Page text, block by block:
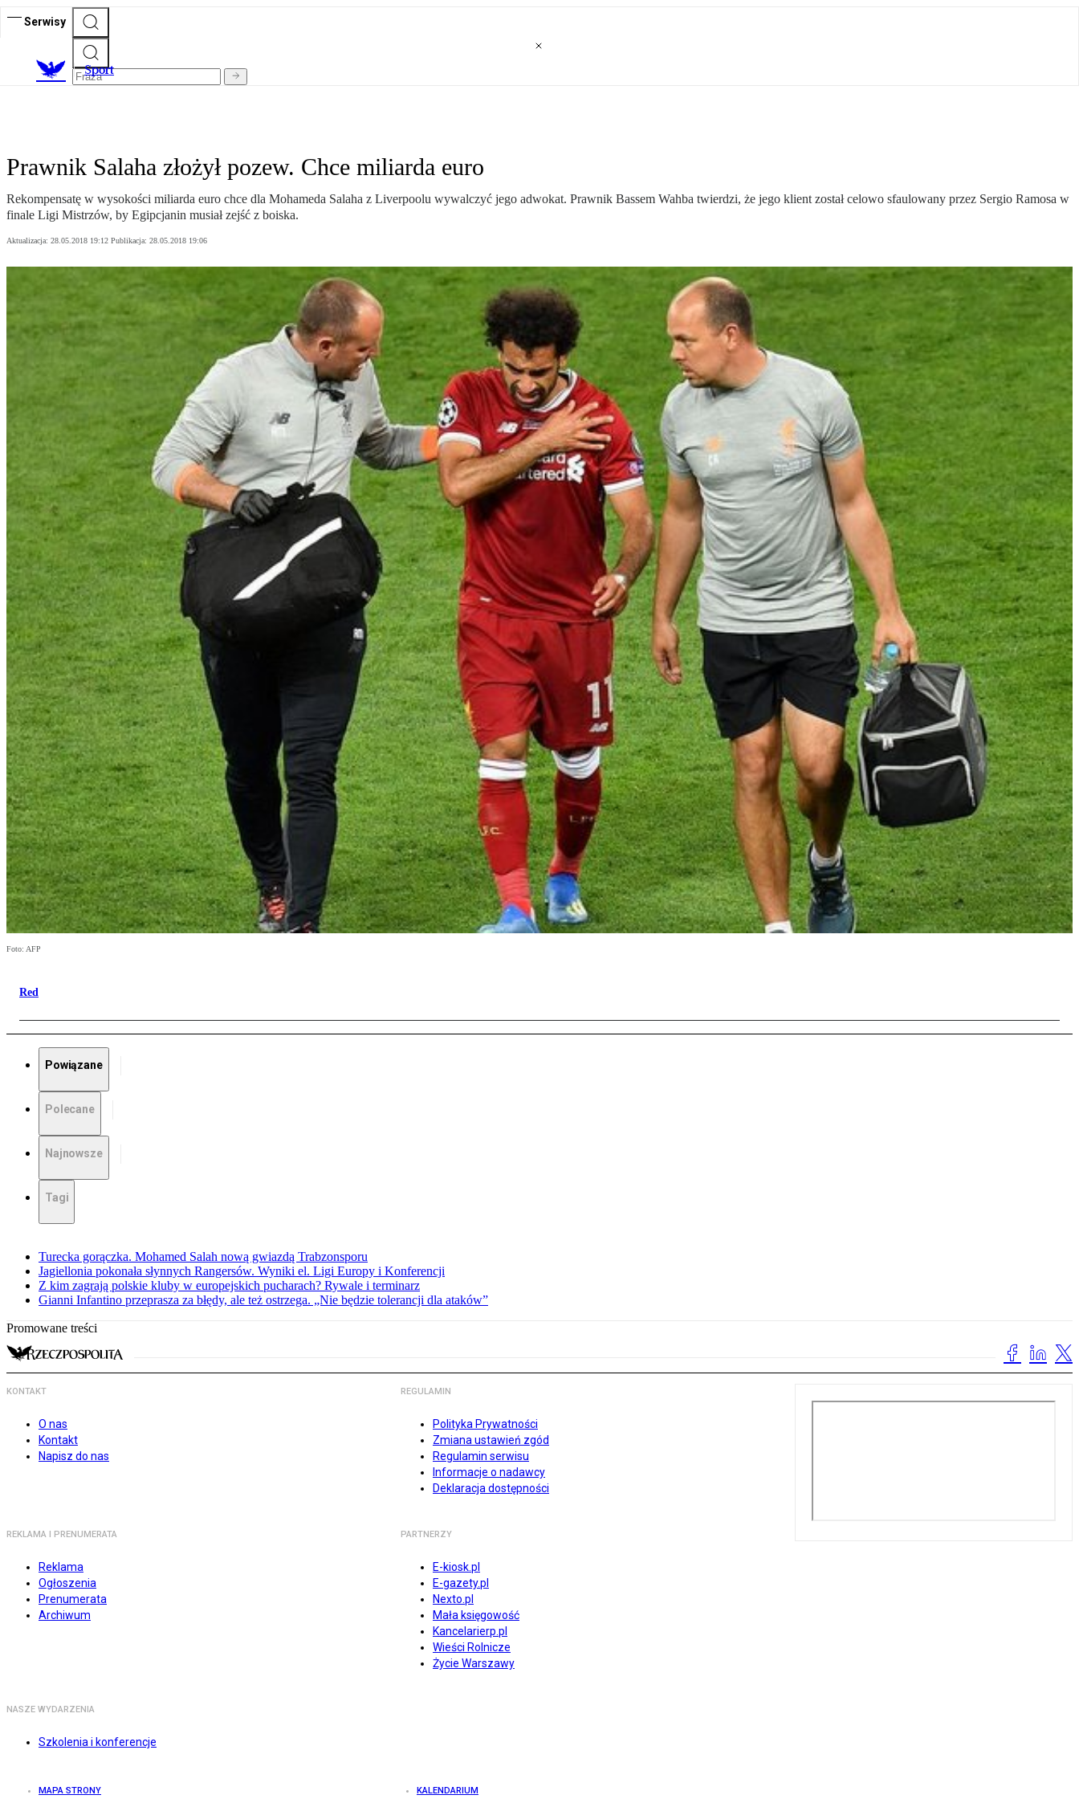
Serwisy
Sport
Prawnik Salaha złożył pozew. Chce miliarda euro
Rekompensatę w wysokości miliarda euro chce dla Mohameda Salaha z Liverpoolu wywalczyć jego adwokat. Prawnik Bassem Wahba twierdzi, że jego klient został celowo sfaulowany przez Sergio Ramosa w
finale Ligi Mistrzów, by Egipcjanin musiał zejść z boiska.
Aktualizacja: 28.05.2018 19:12 Publikacja: 28.05.2018 19:06
Foto: AFP
Red
Powiązane
Polecane
Najnowsze
Tagi
Turecka gorączka. Mohamed Salah nową gwiazdą Trabzonsporu
Jagiellonia pokonała słynnych Rangersów. Wyniki el. Ligi Europy i Konferencji
Z kim zagrają polskie kluby w europejskich pucharach? Rywale i terminarz
Gianni Infantino przeprasza za błędy, ale też ostrzega. „Nie będzie tolerancji dla ataków”
Promowane treści
KONTAKT
O nas
Kontakt
Napisz do nas
REGULAMIN
Polityka Prywatności
Zmiana ustawień zgód
Regulamin serwisu
Informacje o nadawcy
Deklaracja dostępności
REKLAMA I PRENUMERATA
Reklama
Ogłoszenia
Prenumerata
Archiwum
PARTNERZY
E-kiosk.pl
E-gazety.pl
Nexto.pl
Mała księgowość
Kancelarierp.pl
Wieści Rolnicze
Życie Warszawy
NASZE WYDARZENIA
Szkolenia i konferencje
MAPA STRONY KALENDARIUM